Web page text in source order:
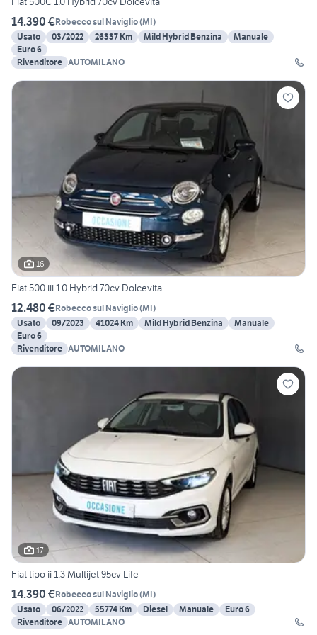
14.390 €Robecco sul Naviglio(MI)
Usato
03/2022 26337 Km Mild Hybrid Benzina
Manuale
Euro 6
Rivenditore AUTOMILANO
16
Fiat 500 iii 1.0 Hybrid 70cv Dolcevita
12.480 €Robecco sul Naviglio(MI)
Usato
09/2023 41024 Km Mild Hybrid Benzina
Manuale
Euro 6
Rivenditore AUTOMILANO
17
Fiat tipo ii 1.3 Multijet 95cv Life
14.390 €Robecco sul Naviglio(MI)
Usato
06/2022 55774 Km Diesel Manuale
Euro 6
Rivenditore AUTOMILANO